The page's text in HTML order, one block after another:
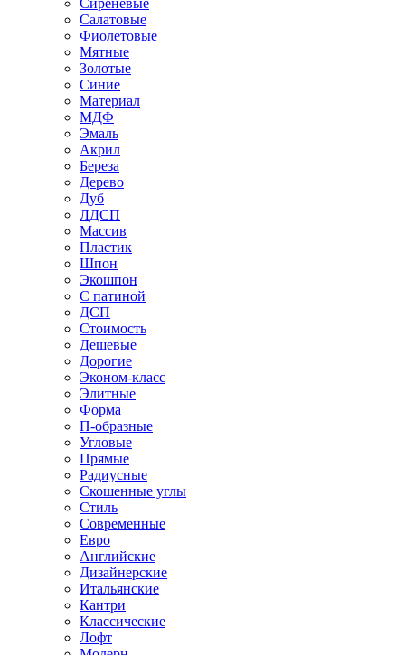
Сиреневые
Салатовые
Фиолетовые
Мятные
Золотые
Синие
Материал
МДФ
Эмаль
Акрил
Береза
Дерево
Дуб
ЛДСП
Массив
Пластик
Шпон
Экошпон
С патиной
ДСП
Стоимость
Дешевые
Дорогие
Эконом-класс
Элитные
Форма
П-образные
Угловые
Прямые
Радиусные
Скошенные углы
Стиль
Современные
Евро
Английские
Дизайнерские
Итальянские
Кантри
Классические
Лофт